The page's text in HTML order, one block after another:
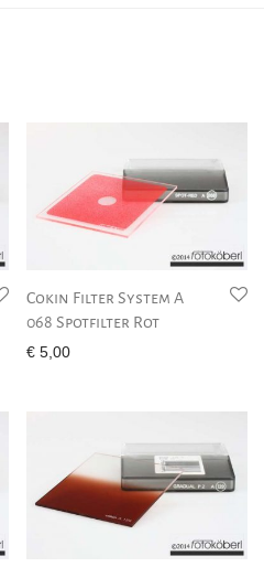
Cokin Filter System A
068 Spotfilter Rot
€ 5,00